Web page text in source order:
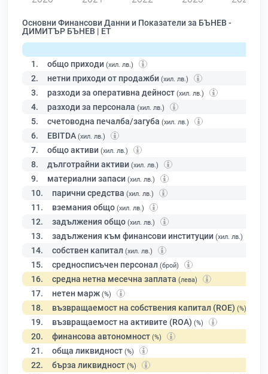
Основни Финансови Данни и Показатели за БЪНЕВ -
ДИМИТЪР БЪНЕВ | ЕТ
1. общо приходи (хил. лв.)
2. нетни приходи от продажби (хил. лв.)
3. разходи за оперативна дейност (хил. лв.)
4. разходи за персонала (хил. лв.)
5. счетоводна печалба/загуба (хил. лв.)
6. EBITDA (хил. лв.)
7. общо активи (хил. лв.)
8. дълготрайни активи (хил. лв.)
9. материални запаси (хил. лв.)
10. парични средства (хил. лв.)
11. вземания общо (хил. лв.)
12. задължения общо (хил. лв.)
13. задължения към финансови институции (хил. лв.)
14. собствен капитал (хил. лв.)
15. средносписъчен персонал (брой)
16. средна нетна месечна заплата (лева)
17. нетен марж (%)
18. възвращаемост на собствения капитал (ROE) (%)
19. възвращаемост на активите (ROA) (%)
20. финансова автономност (%)
21. обща ликвидност (%)
22. бърза ликвидност (%)